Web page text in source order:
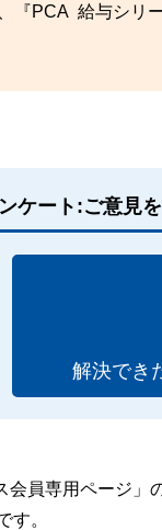
『PCA 給与シリ
ケート:ご意見
解決でき
会員専用ページ」
す。